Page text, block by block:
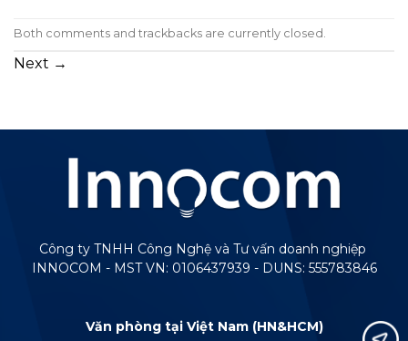
Both comments and trackbacks are currently closed.
Next →
Công ty TNHH Công Nghệ và Tư vấn doanh nghiệp
INNOCOM - MST VN: 0106437939 - DUNS: 555783846
Văn phòng tại Việt Nam (HN&HCM)